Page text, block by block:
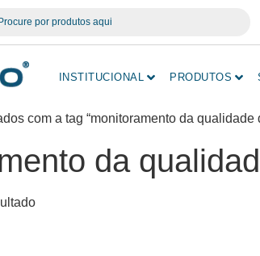
INSTITUCIONAL PRODUTOS
com a tag “monitoramento da qualidade
da